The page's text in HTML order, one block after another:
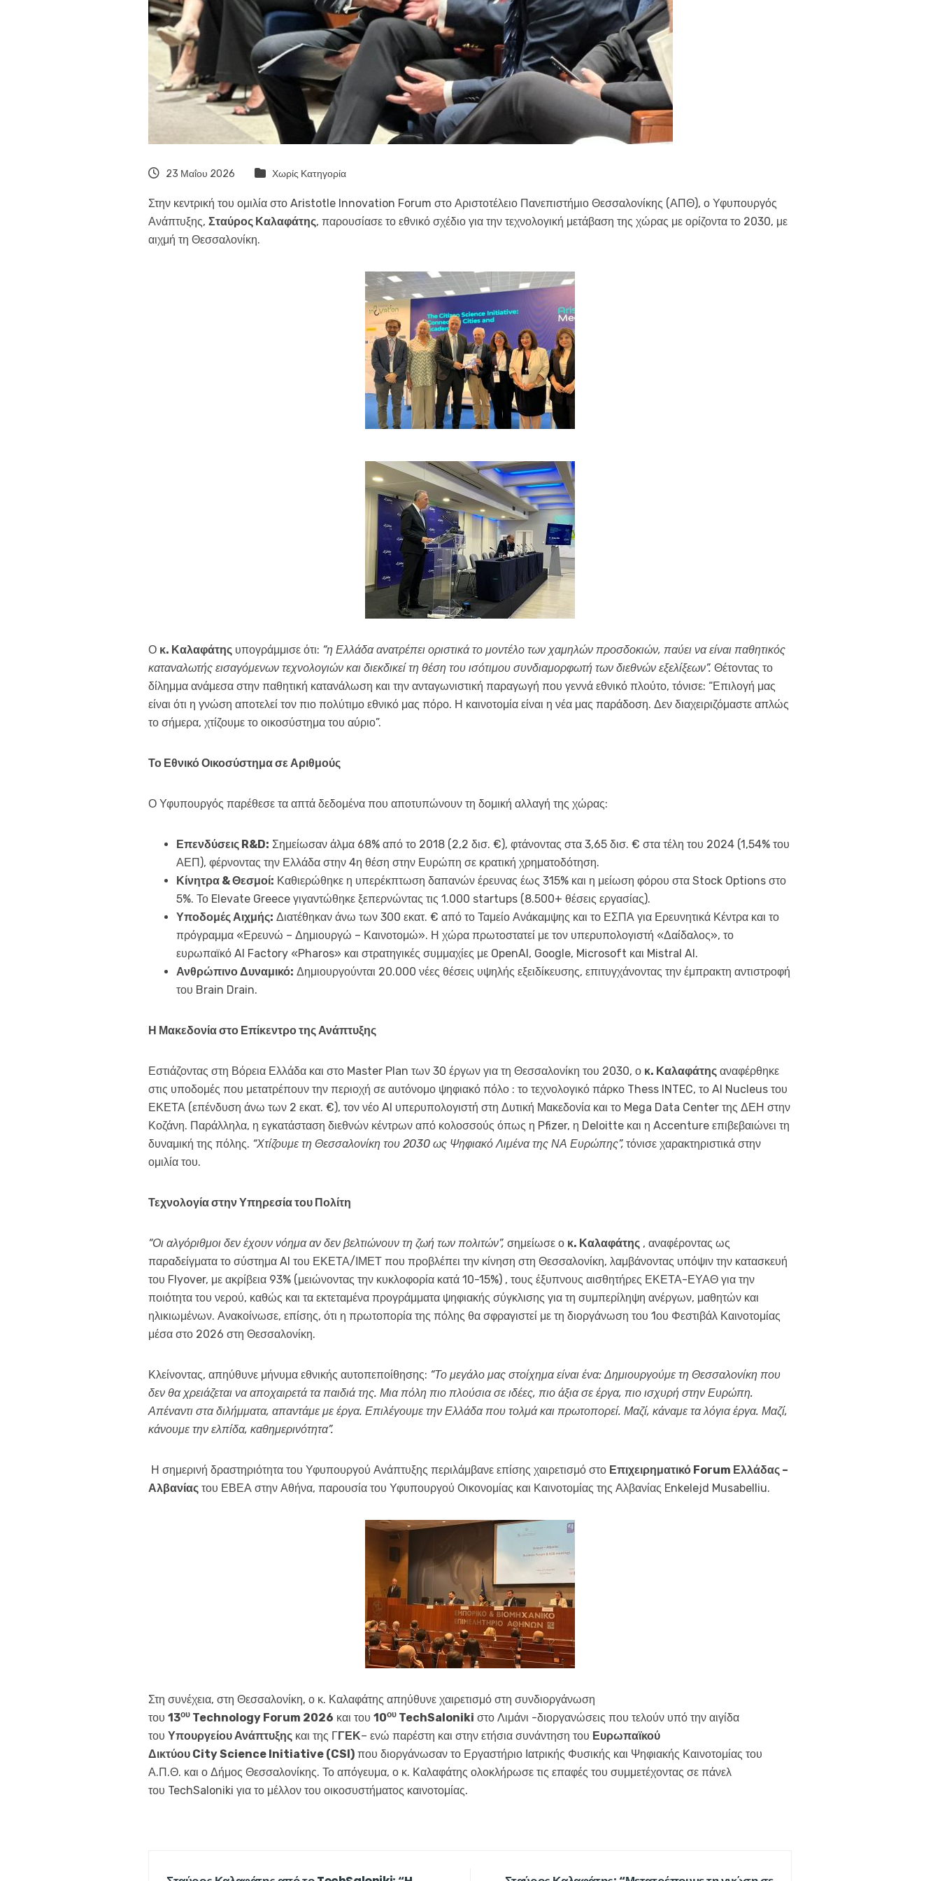
23 Μαΐου 2026 Χωρίς Κατηγορία
Στην κεντρική του ομιλία στο Aristotle Innovation Forum στο Αριστοτέλειο Πανεπιστήμιο Θεσσαλονίκης (ΑΠΘ), ο Υφυπουργός
Ανάπτυξης, Σταύρος Καλαφάτης, παρουσίασε το εθνικό σχέδιο για την τεχνολογική μετάβαση της χώρας με ορίζοντα το 2030, με
αιχμή τη Θεσσαλονίκη.
Ο κ. Καλαφάτης υπογράμμισε ότι: “η Ελλάδα ανατρέπει οριστικά το μοντέλο των χαμηλών προσδοκιών, παύει να είναι παθητικός
καταναλωτής εισαγόμενων τεχνολογιών και διεκδικεί τη θέση του ισότιμου συνδιαμορφωτή των διεθνών εξελίξεων”. Θέτοντας το
δίλημμα ανάμεσα στην παθητική κατανάλωση και την ανταγωνιστική παραγωγή που γεννά εθνικό πλούτο, τόνισε: “Επιλογή μας
είναι ότι η γνώση αποτελεί τον πιο πολύτιμο εθνικό μας πόρο. Η καινοτομία είναι η νέα μας παράδοση. Δεν διαχειριζόμαστε απλώς
το σήμερα, χτίζουμε το οικοσύστημα του αύριο”.
Το Εθνικό Οικοσύστημα σε Αριθμούς
Ο Υφυπουργός παρέθεσε τα απτά δεδομένα που αποτυπώνουν τη δομική αλλαγή της χώρας:
Επενδύσεις R&D: Σημείωσαν άλμα 68% από το 2018 (2,2 δισ. €), φτάνοντας στα 3,65 δισ. € στα τέλη του 2024 (1,54% του
ΑΕΠ), φέρνοντας την Ελλάδα στην 4η θέση στην Ευρώπη σε κρατική χρηματοδότηση.
Κίνητρα & Θεσμοί: Καθιερώθηκε η υπερέκπτωση δαπανών έρευνας έως 315% και η μείωση φόρου στα Stock Options στο
5%. Το Elevate Greece γιγαντώθηκε ξεπερνώντας τις 1.000 startups (8.500+ θέσεις εργασίας).
Υποδομές Αιχμής: Διατέθηκαν άνω των 300 εκατ. € από το Ταμείο Ανάκαμψης και το ΕΣΠΑ για Ερευνητικά Κέντρα και το
πρόγραμμα «Ερευνώ – Δημιουργώ – Καινοτομώ». Η χώρα πρωτοστατεί με τον υπερυπολογιστή «Δαίδαλος», το
ευρωπαϊκό AI Factory «Pharos» και στρατηγικές συμμαχίες με OpenAI, Google, Microsoft και Mistral AI.
Ανθρώπινο Δυναμικό: Δημιουργούνται 20.000 νέες θέσεις υψηλής εξειδίκευσης, επιτυγχάνοντας την έμπρακτη αντιστροφή
του Brain Drain.
Η Μακεδονία στο Επίκεντρο της Ανάπτυξης
Εστιάζοντας στη Βόρεια Ελλάδα και στο Master Plan των 30 έργων για τη Θεσσαλονίκη του 2030, ο κ. Καλαφάτης αναφέρθηκε
στις υποδομές που μετατρέπουν την περιοχή σε αυτόνομο ψηφιακό πόλο : το τεχνολογικό πάρκο Thess INTEC, το AI Nucleus του
ΕΚΕΤΑ (επένδυση άνω των 2 εκατ. €), τον νέο AI υπερυπολογιστή στη Δυτική Μακεδονία και το Mega Data Center της ΔΕΗ στην
Κοζάνη. Παράλληλα, η εγκατάσταση διεθνών κέντρων από κολοσσούς όπως η Pfizer, η Deloitte και η Accenture επιβεβαιώνει τη
δυναμική της πόλης. “Χτίζουμε τη Θεσσαλονίκη του 2030 ως Ψηφιακό Λιμένα της ΝΑ Ευρώπης”, τόνισε χαρακτηριστικά στην
ομιλία του.
Τεχνολογία στην Υπηρεσία του Πολίτη
“Οι αλγόριθμοι δεν έχουν νόημα αν δεν βελτιώνουν τη ζωή των πολιτών”, σημείωσε ο κ. Καλαφάτης , αναφέροντας ως
παραδείγματα το σύστημα AI του ΕΚΕΤΑ/ΙΜΕΤ που προβλέπει την κίνηση στη Θεσσαλονίκη, λαμβάνοντας υπόψιν την κατασκευή
του Flyover, με ακρίβεια 93% (μειώνοντας την κυκλοφορία κατά 10-15%) , τους έξυπνους αισθητήρες ΕΚΕΤΑ-ΕΥΑΘ για την
ποιότητα του νερού, καθώς και τα εκτεταμένα προγράμματα ψηφιακής σύγκλισης για τη συμπερίληψη ανέργων, μαθητών και
ηλικιωμένων. Ανακοίνωσε, επίσης, ότι η πρωτοπορία της πόλης θα σφραγιστεί με τη διοργάνωση του 1ου Φεστιβάλ Καινοτομίας
μέσα στο 2026 στη Θεσσαλονίκη.
Κλείνοντας, απηύθυνε μήνυμα εθνικής αυτοπεποίθησης: “Το μεγάλο μας στοίχημα είναι ένα: Δημιουργούμε τη Θεσσαλονίκη που
δεν θα χρειάζεται να αποχαιρετά τα παιδιά της. Μια πόλη πιο πλούσια σε ιδέες, πιο άξια σε έργα, πιο ισχυρή στην Ευρώπη.
Απέναντι στα διλήμματα, απαντάμε με έργα. Επιλέγουμε την Ελλάδα που τολμά και πρωτοπορεί. Μαζί, κάναμε τα λόγια έργα. Μαζί,
κάνουμε την ελπίδα, καθημερινότητα”.
Η σημερινή δραστηριότητα του Υφυπουργού Ανάπτυξης περιλάμβανε επίσης χαιρετισμό στο Επιχειρηματικό Forum Ελλάδας –
Αλβανίας του ΕΒΕΑ στην Αθήνα, παρουσία του Υφυπουργού Οικονομίας και Καινοτομίας της Αλβανίας Enkelejd Musabelliu.
Στη συνέχεια, στη Θεσσαλονίκη, ο κ. Καλαφάτης απηύθυνε χαιρετισμό στη συνδιοργάνωση
του 13ου Technology Forum 2026 και του 10ου TechSaloniki στο Λιμάνι -διοργανώσεις που τελούν υπό την αιγίδα
του Υπουργείου Ανάπτυξης και της ΓΓΕΚ– ενώ παρέστη και στην ετήσια συνάντηση του Ευρωπαϊκού
Δικτύου CityScience Initiative (CSI) που διοργάνωσαν το Εργαστήριο Ιατρικής Φυσικής και Ψηφιακής Καινοτομίας του
Α.Π.Θ. και ο Δήμος Θεσσαλονίκης. Το απόγευμα, ο κ. Καλαφάτης ολοκλήρωσε τις επαφές του συμμετέχοντας σε πάνελ
του TechSaloniki για το μέλλον του οικοσυστήματος καινοτομίας.